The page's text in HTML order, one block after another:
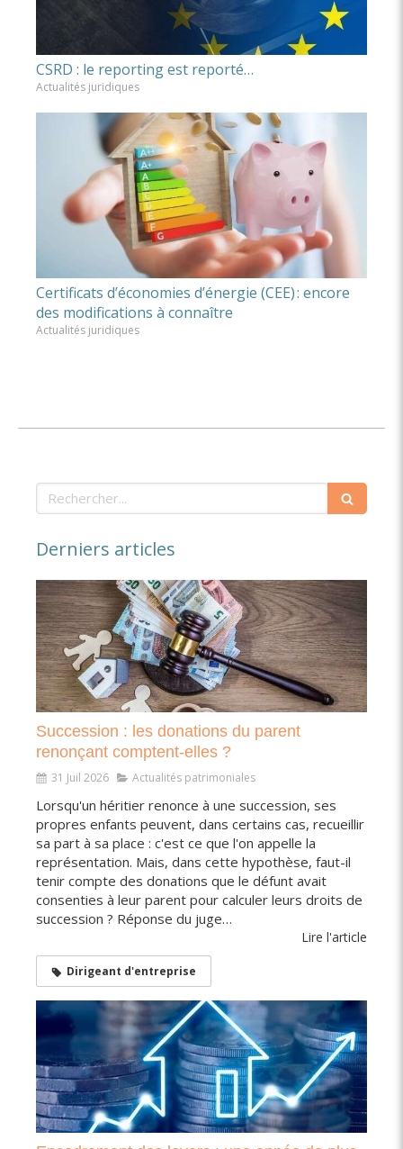
CSRD : le reporting est reporté…
Actualités juridiques
Certificats d’économies d’énergie (CEE) : encore
des modifications à connaître
Actualités juridiques
Rechercher
Derniers articles
Succession : les donations du parent
renonçant comptent-elles ?
31 Juil 2026 Actualités patrimoniales
Lorsqu'un héritier renonce à une succession, ses
propres enfants peuvent, dans certains cas, recueillir
sa part à sa place : c'est ce que l'on appelle la
représentation. Mais, dans cette hypothèse, faut-il
tenir compte des donations que le défunt avait
consenties à leur parent pour calculer leurs droits de
succession ? Réponse du juge…
Lire l'article
Dirigeant d'entreprise